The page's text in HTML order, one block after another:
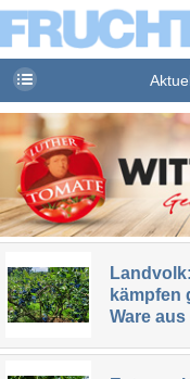
kämpfen
Ware